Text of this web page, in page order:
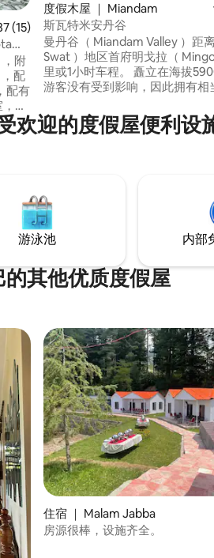
分 4.87 分（满分 5 分），共 15 条评价
(15)
配有
度假木屋 ｜ Miandam
斯瓦特米安丹谷
曼丹谷（ Miandam Valley ）距
Swat ）地区首府明戈拉（
里或1小时车程。 矗立在海拔
游客没有受到影响，因此拥有相
础，花园和房间基于不同的楼层
间都通往阳台，可欣赏到清爽的
欢迎的度假屋便利设
游泳池 内部
其他优质度假屋
住宿 ｜ Malam Jabba
房源很棒，设施齐全。